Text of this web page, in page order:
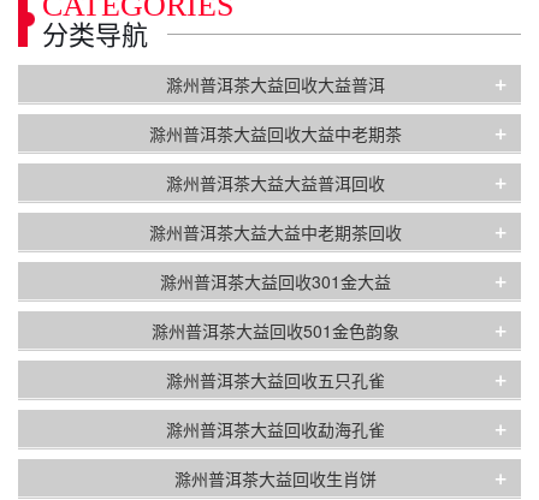
分类导航
滁州普洱茶大益回收大益普洱 +
滁州普洱茶大益回收大益中老期茶 +
滁州普洱茶大益大益普洱回收 +
滁州普洱茶大益大益中老期茶回收 +
滁州普洱茶大益回收301金大益 +
滁州普洱茶大益回收501金色韵象 +
滁州普洱茶大益回收五只孔雀 +
滁州普洱茶大益回收勐海孔雀 +
滁州普洱茶大益回收生肖饼 +